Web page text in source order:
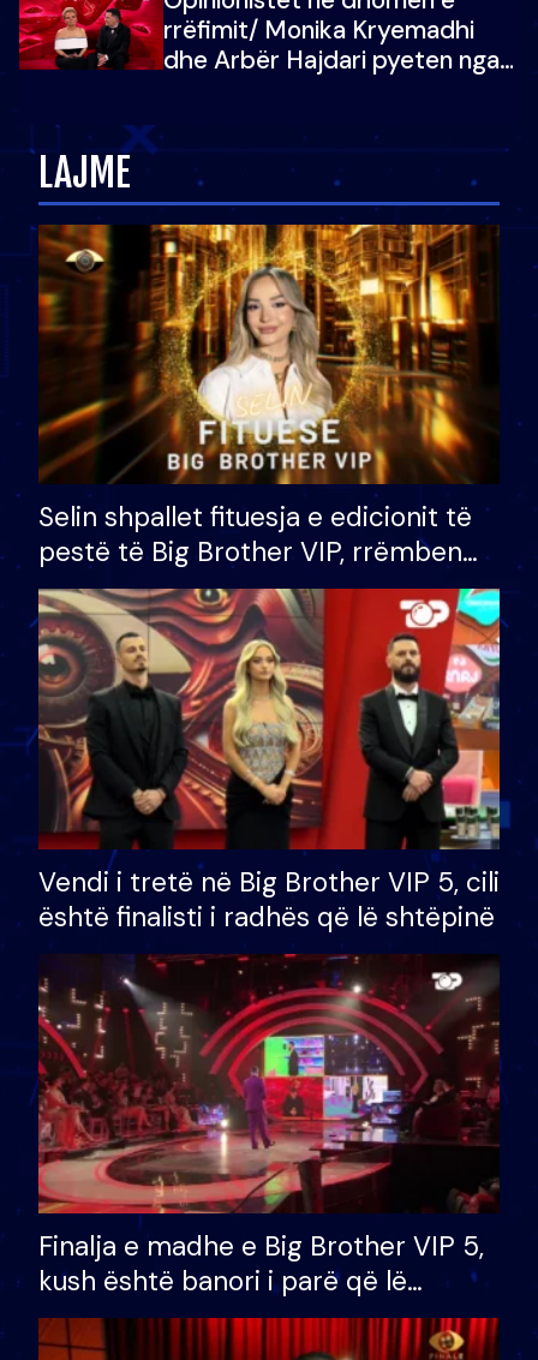
rrëfimit/ Monika Kryemadhi
dhe Arbër Hajdari pyeten nga
LAJME
Selin shpallet fituesja e edicionit të
pestë të Big Brother VIP, rrëmben
çmimin e madh prej 100 mijë eurosh
Vendi i tretë në Big Brother VIP 5, cili
është finalisti i radhës që lë shtëpinë
Finalja e madhe e Big Brother VIP 5,
kush është banori i parë që lë
shtëpinë dhe humb mundësinë për
të fituar çmimin e madh